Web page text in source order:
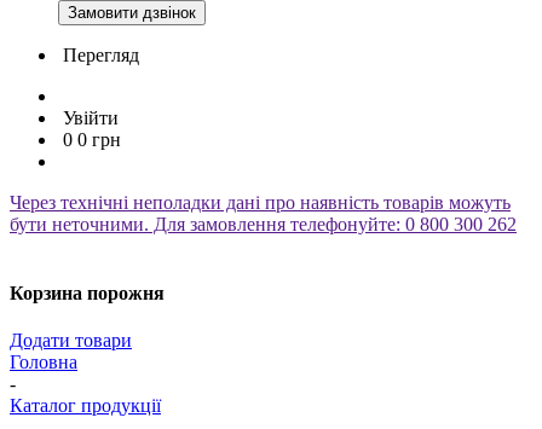
Замовити дзвінок
Перегляд
Увійти
0 0 грн
Через технічні неполадки дані про наявність товарів можуть
бути неточними. Для замовлення телефонуйте: 0 800 300 262
Корзина порожня
Додати товари
Головна
-
Каталог продукції